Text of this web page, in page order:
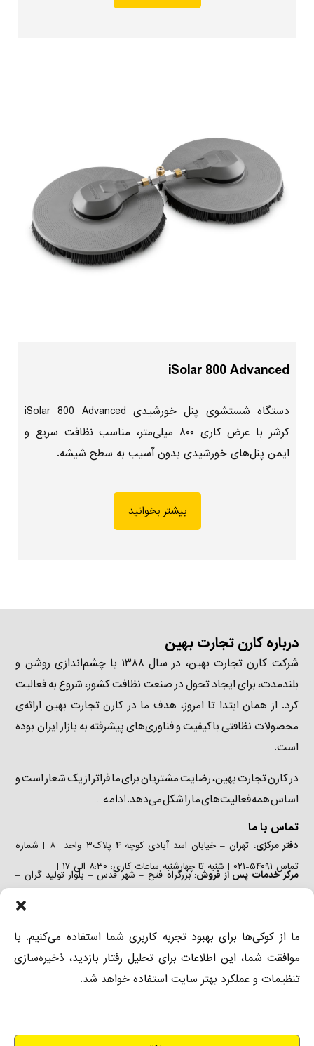
ما از کوکی‌ها برای بهبود تجربه کاربری شما استفاده می‌کنیم. با
موافقت شما، این اطلاعات برای تحلیل رفتار بازدید، ذخیره‌سازی
تنظیمات و عملکرد بهتر سایت استفاده خواهد شد.
iSolar 800 Advanced
دستگاه شستشوی پنل خورشیدی iSolar 800 Advanced
کرشر با عرض کاری ۸۰۰ میلی‌متر، مناسب نظافت سریع و
ایمن پنل‌های خورشیدی بدون آسیب به سطح شیشه.
بیشتر بخوانید
درباره کارن تجارت بهین
شرکت کارن تجارت بهین، در سال ۱۳۸۸ با چشم‌اندازی روشن و
بلندمدت، برای ایجاد تحول در صنعت نظافت کشور، شروع به فعالیت
کرد. از همان ابتدا تا امروز، هدف ما در کارن تجارت بهین ارائه‌ی
محصولات نظافتی باکیفیت و فناوری‌های پیشرفته به بازار ایران بوده
است.
در کارن تجارت بهین، رضایت مشتریان برای ما فراتر از یک شعار است و
اساس همه فعالیت‌های ما را شکل می‌دهد.ادامه…
تماس با ما
دفتر مرکزی:
تهران – خیابان اسد آبادی کوچه ۴ پلاک۳ واحد ۸ | شماره
تماس ۵۴۰۹۱-۰۲۱ | شنبه تا چهارشنبه ساعات کاری: ۸:۳۰ الی ۱۷ |
مرکز خدمات پس از فروش:بزرگراه فتح – شهر قدس – بلوار تولید گران –
تماس ۵۴۰۹۱-۰۲۱ ٫ ۲-۸۸۹۷۳۶۸۱-۰۲۱ | شنبه تا چهارشنبه ساعات کاری:
۸:۳۰ الی ۱۷ |
باغبانی